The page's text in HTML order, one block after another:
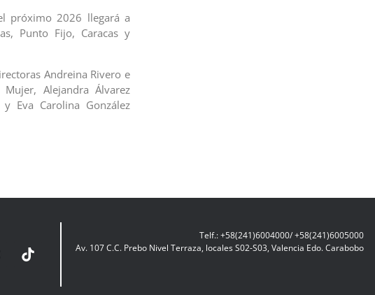
próximo 2026 llegará a
Punto Fijo, Caracas y
Andreina Rivero e
Alejandra Álvarez
Eva Carolina González
Telf.: +58(241)6004000/ +58(241)6005000
Av. 107 C.C. Prebo Nivel Terraza, locales S02-S03, Valencia Edo. Carabobo